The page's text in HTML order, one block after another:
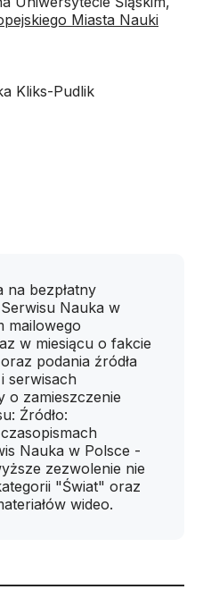
Miasta Nauki
Kliks-Pudlik
na bezpłatny
Nauka w
mailowego
w miesiącu o fakcie
podania źródła
serwisach
o zamieszczenie
Źródło:
Nauka w Polsce -
zezwolenie nie
"Świat" oraz
wideo.